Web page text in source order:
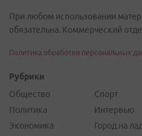
При любом использовании
обязательна. Коммерческий
Политика обработки персональных
Рубрики
Общество
Политика
Экономика
Спорт
Интервью
Город на